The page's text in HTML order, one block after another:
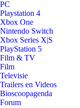
PC
Playstation 4
Xbox One
Nintendo Switch
Xbox Series X|S
PlayStation 5
Film & TV
Film
Televisie
Trailers en Videos
Bioscoopagenda
Forum